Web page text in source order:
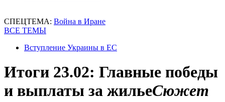
СПЕЦТЕМА: Война в Иране
ВСЕ ТЕМЫ
Вступление Украины в ЕС
Итоги 23.02: Главные победы
и выплаты за жильеСюжет